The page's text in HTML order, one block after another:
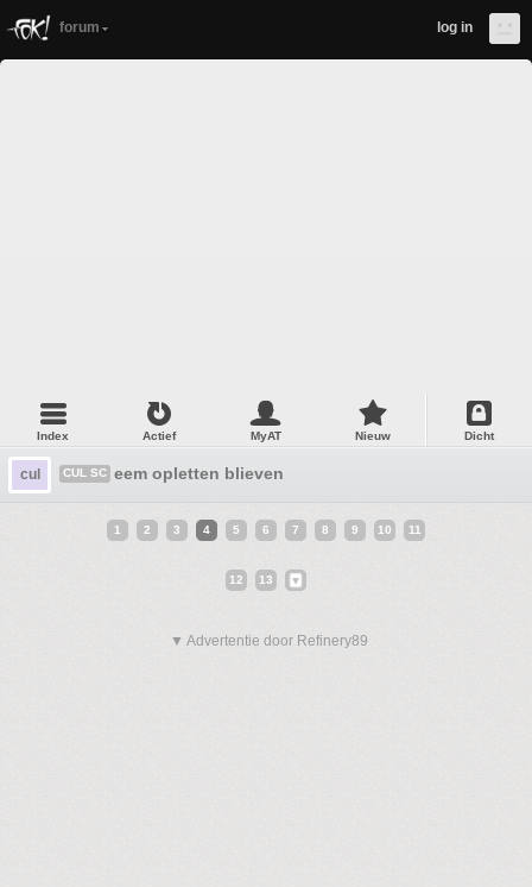
forum log in
Index Actief MyAT Nieuw Dicht
cul CUL SC eem opletten blieven
1 2 3 4 5 6 7 8 9 10 11
12 13
▼ Advertentie door Refinery89